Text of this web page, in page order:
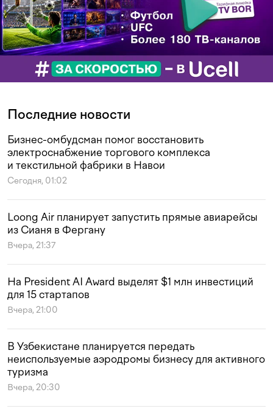
Последние новости
Бизнес-омбудсман помог восстановить
электроснабжение торгового комплекса
и текстильной фабрики в Навои
Сегодня, 01:02
Loong Air планирует запустить прямые авиарейсы
из Сианя в Фергану
Вчера, 21:37
На President AI Award выделят $1 млн инвестиций
для 15 стартапов
Вчера, 21:00
В Узбекистане планируется передать
неиспользуемые аэродромы бизнесу для активного
туризма
Вчера, 20:30